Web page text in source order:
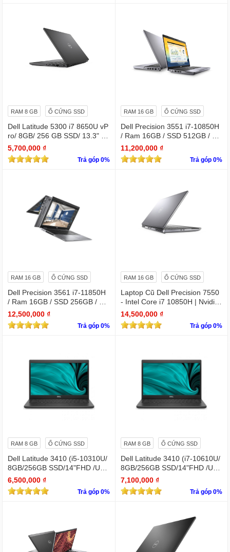
RAM 8 GB Ổ CỨNG SSD
Dell Latitude 5300 i7 8650U vP
ro/ 8GB/ 256 GB SSD/ 13.3" /
Win 10 Pro
5,700,000 ₫
Trả góp 0%
RAM 16 GB Ổ CỨNG SSD
Dell Precision 3551 i7-10850H
/ Ram 16GB / SSD 512GB / Mà
n 15.6″ IPS Full HD 1920×1080
IPS / VGA NVIDIA Quadro P62
0
11,200,000 ₫
Trả góp 0%
RAM 16 GB Ổ CỨNG SSD
Dell Precision 3561 i7-11850H
/ Ram 16GB / SSD 256GB / Mà
n 15.6″ IPS Full HD 1920×1080
IPS / VGA NVIDIA Quadro T60
0
12,500,000 ₫
Trả góp 0%
RAM 16 GB Ổ CỨNG SSD
Laptop Cũ Dell Precision 7550
- Intel Core i7 10850H | Nvidia
Quadro T1000
14,500,000 ₫
Trả góp 0%
RAM 8 GB Ổ CỨNG SSD
Dell Latitude 3410 (i5-10310U/
8GB/256GB SSD/14"FHD /UH
D Graphics/Win11Pro)
6,500,000 ₫
Trả góp 0%
RAM 8 GB Ổ CỨNG SSD
Dell Latitude 3410 (i7-10610U/
8GB/256GB SSD/14"FHD /UH
D Graphics/Win11Pro)
7,100,000 ₫
Trả góp 0%